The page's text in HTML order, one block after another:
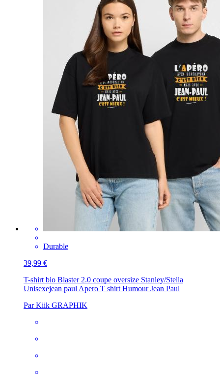
Durable
39,99 €
T-shirt bio Blaster 2.0 coupe oversize Stanley/Stella
Unisexejean paul Apero T shirt Humour Jean Paul
Par Kiik GRAPHIK